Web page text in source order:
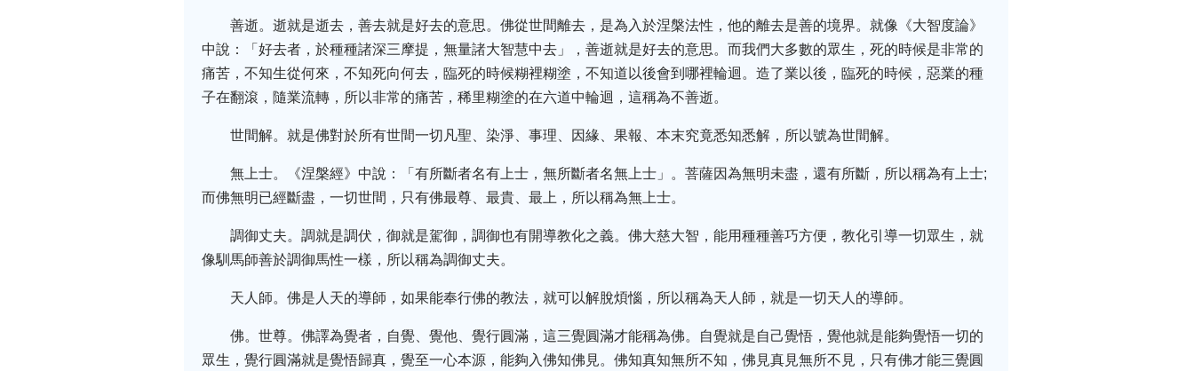
善逝。逝就是逝去，善去就是好去的意思。佛從世間離去，是為入於涅槃法性，他的離去是善的境界。就像《大智度論》
中說：「好去者，於種種諸深三摩提，無量諸大智慧中去」，善逝就是好去的意思。而我們大多數的眾生，死的時候是非常的
痛苦，不知生從何來，不知死向何去，臨死的時候糊裡糊塗，不知道以後會到哪裡輪迴。造了業以後，臨死的時候，惡業的種
子在翻滾，隨業流轉，所以非常的痛苦，稀里糊塗的在六道中輪迴，這稱為不善逝。
世間解。就是佛對於所有世間一切凡聖、染淨、事理、因緣、果報、本末究竟悉知悉解，所以號為世間解。
無上士。《涅槃經》中說：「有所斷者名有上士，無所斷者名無上士」。菩薩因為無明未盡，還有所斷，所以稱為有上士;
而佛無明已經斷盡，一切世間，只有佛最尊、最貴、最上，所以稱為無上士。
調御丈夫。調就是調伏，御就是駕御，調御也有開導教化之義。佛大慈大智，能用種種善巧方便，教化引導一切眾生，就
像馴馬師善於調御馬性一樣，所以稱為調御丈夫。
天人師。佛是人天的導師，如果能奉行佛的教法，就可以解脫煩惱，所以稱為天人師，就是一切天人的導師。
佛。世尊。佛譯為覺者，自覺、覺他、覺行圓滿，這三覺圓滿才能稱為佛。自覺就是自己覺悟，覺他就是能夠覺悟一切的
眾生，覺行圓滿就是覺悟歸真，覺至一心本源，能夠入佛知佛見。佛知真知無所不知，佛見真見無所不見，只有佛才能三覺圓